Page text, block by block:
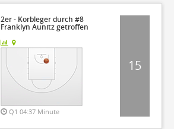
2er - Korbleger durch #8
Franklyn Aunitz getroffen
Q1 04:37 Minute
15